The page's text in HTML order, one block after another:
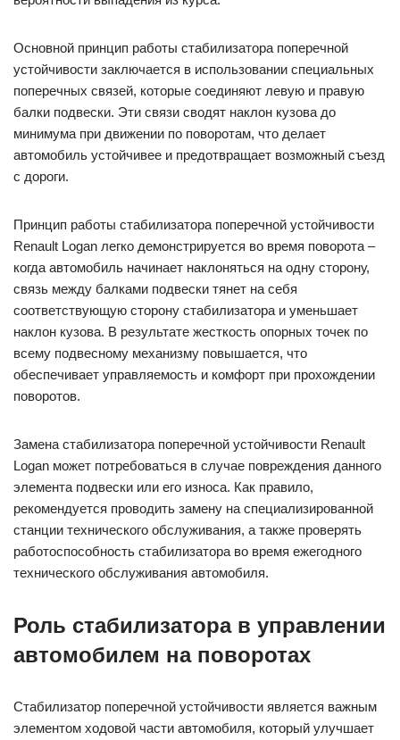
Основной принцип работы стабилизатора поперечной
устойчивости заключается в использовании специальных
поперечных связей, которые соединяют левую и правую
балки подвески. Эти связи сводят наклон кузова до
минимума при движении по поворотам, что делает
автомобиль устойчивее и предотвращает возможный съезд
с дороги.
Принцип работы стабилизатора поперечной устойчивости
Renault Logan легко демонстрируется во время поворота –
когда автомобиль начинает наклоняться на одну сторону,
связь между балками подвески тянет на себя
соответствующую сторону стабилизатора и уменьшает
наклон кузова. В результате жесткость опорных точек по
всему подвесному механизму повышается, что
обеспечивает управляемость и комфорт при прохождении
поворотов.
Замена стабилизатора поперечной устойчивости Renault
Logan может потребоваться в случае повреждения данного
элемента подвески или его износа. Как правило,
рекомендуется проводить замену на специализированной
станции технического обслуживания, а также проверять
работоспособность стабилизатора во время ежегодного
технического обслуживания автомобиля.
Роль стабилизатора в управлении
автомобилем на поворотах
Стабилизатор поперечной устойчивости является важным
элементом ходовой части автомобиля, который улучшает